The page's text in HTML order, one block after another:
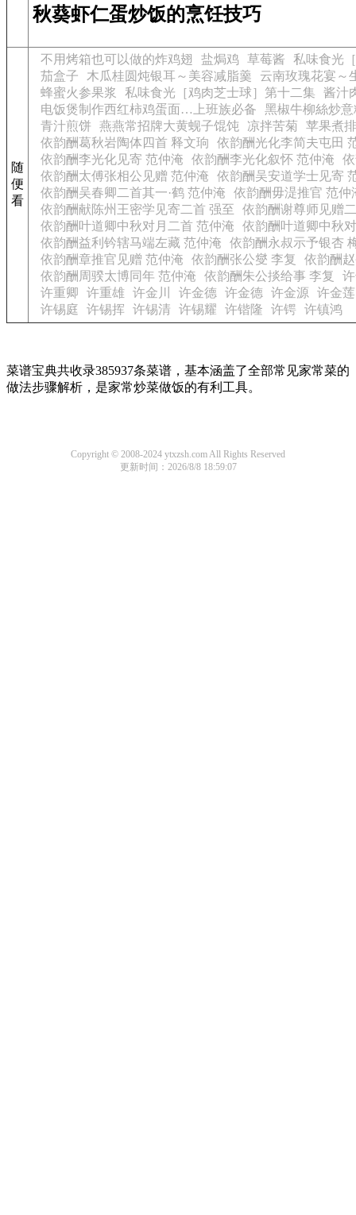
秋葵虾仁蛋炒饭的烹饪技巧
随
便
看
不用烤箱也可以做的炸鸡翅 盐焗鸡 草莓酱
私味食光
茄盒子
木瓜桂圆炖银耳～美容减脂羹
云南玫瑰花宴～
蜂蜜火参果浆
私味食光［鸡肉芝士球］第十二集
酱汁
电饭煲制作西红柿鸡蛋面…上班族必备
黑椒牛柳絲炒意
青汁煎饼
燕燕常招牌大黄蚬子馄饨 凉拌苦菊
苹果煮
依韵酬葛秋岩陶体四首 释文珦
依韵酬光化李简夫屯田
依韵酬李光化见寄 范仲淹
依韵酬李光化叙怀 范仲淹
依韵酬太傅张相公见赠 范仲淹
依韵酬吴安道学士见寄
依韵酬吴春卿二首其一·鹤 范仲淹
依韵酬毋湜推官 范仲
依韵酬献陈州王密学见寄二首 强至
依韵酬谢尊师见赠
依韵酬叶道卿中秋对月二首 范仲淹
依韵酬叶道卿中秋
依韵酬益利钤辖马端左藏 范仲淹
依韵酬永叔示予银杏
依韵酬章推官见赠 范仲淹
依韵酬张公燮 李复
依韵酬
依韵酬周骙太博同年 范仲淹
依韵酬朱公掞给事 李复
许重卿
许重雄 许金川 许金德 许金德 许金源
许金莲
许锡庭
许锡挥 许锡清 许锡耀 许锴隆 许锷 许镇鸿
菜谱宝典共收录385937条菜谱，基本涵盖了全部常见家常菜的
做法步骤解析，是家常炒菜做饭的有利工具。
Copyright © 2008-2024 ytxzsh.com All Rights Reserved
更新时间：2026/8/8 18:59:07